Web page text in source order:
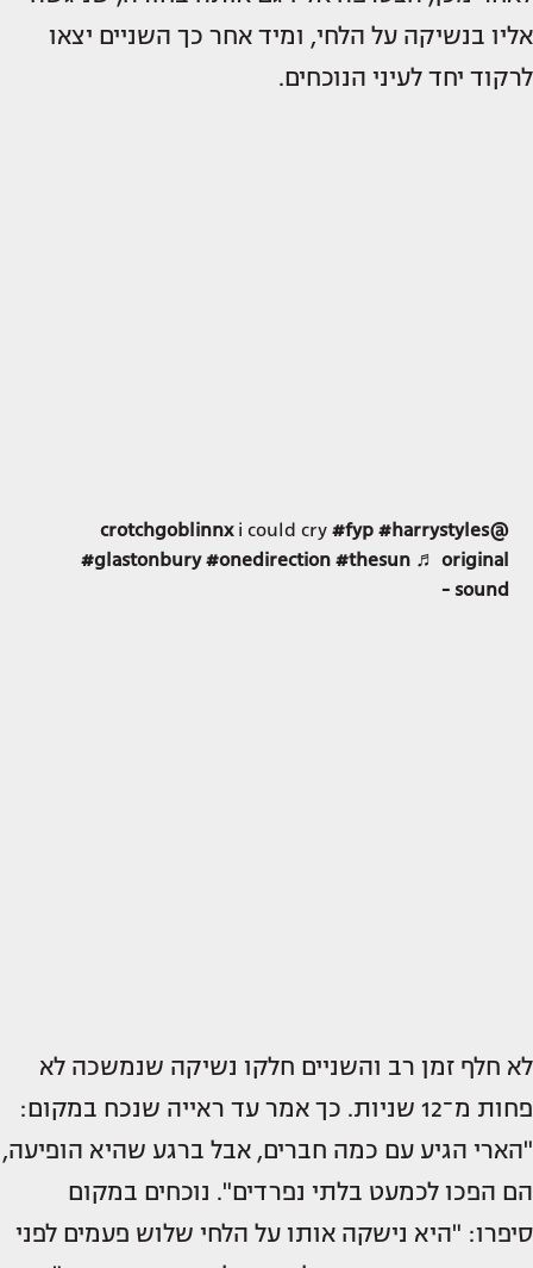
אליו בנשיקה על הלחי, ומיד אחר כך השניים יצאו
לרקוד יחד לעיני הנוכחים.
@crotchgoblinnx
i could cry #fyp #harrystyles
#glastonbury #onedirection #thesun ♬ original
sound -
לא חלף זמן רב והשניים חלקו נשיקה שנמשכה לא
פחות מ־12 שניות. כך אמר עד ראייה שנכח במקום:
"הארי הגיע עם כמה חברים, אבל ברגע שהיא הופיעה,
הם הפכו לכמעט בלתי נפרדים". נוכחים במקום
סיפרו: "היא נישקה אותו על הלחי שלוש פעמים לפני